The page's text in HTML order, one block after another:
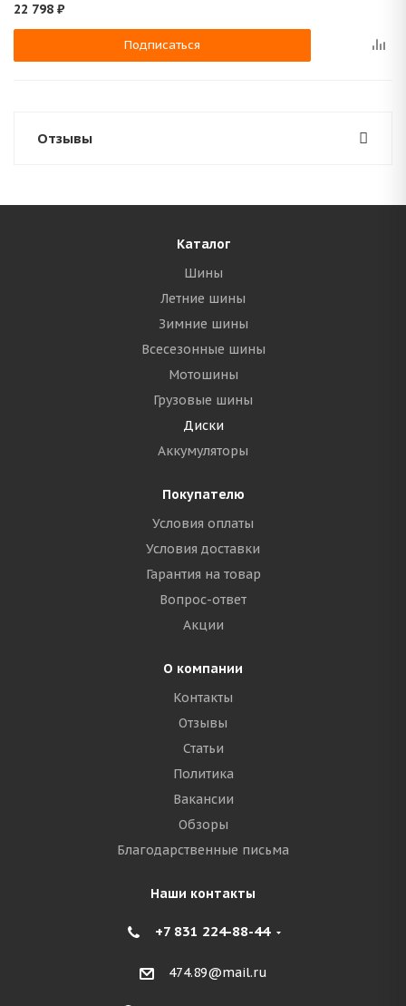
22 798 ₽
Подписаться
Отзывы
Каталог
Шины
Летние шины
Зимние шины
Всесезонные шины
Мотошины
Грузовые шины
Диски
Аккумуляторы
Покупателю
Условия оплаты
Условия доставки
Гарантия на товар
Вопрос-ответ
Акции
О компании
Контакты
Отзывы
Статьи
Политика
Вакансии
Обзоры
Благодарственные письма
Наши контакты
+7 831 224-88-44
474.89@mail.ru